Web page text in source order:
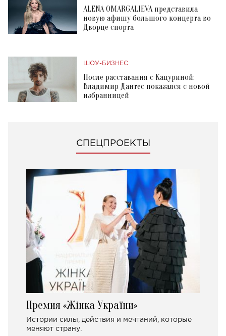
ALENA OMARGALIEVA представила
новую афишу большого концерта во
Дворце спорта
ШОУ-БИЗНЕС
После расставания с Кацуриной:
Владимир Дантес показался с новой
избранницей
СПЕЦПРОЕКТЫ
Премия «Жінка України»
Истории силы, действия и мечтаний, которые
меняют страну.